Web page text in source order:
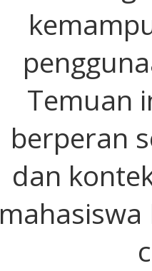
Temuan
berperan
dan
mahasiswa